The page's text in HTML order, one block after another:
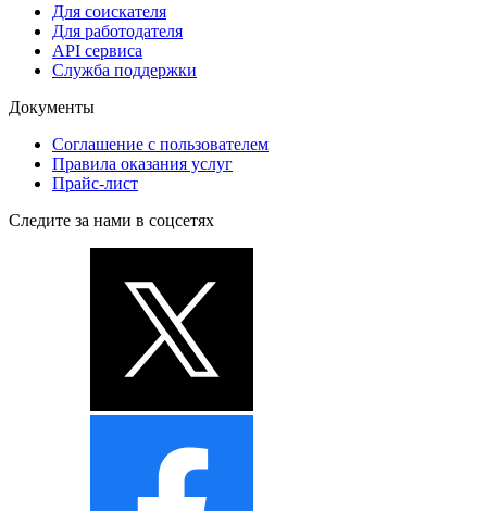
Для соискателя
Для работодателя
API сервиса
Служба поддержки
Документы
Соглашение с пользователем
Правила оказания услуг
Прайс-лист
Следите за нами в соцсетях